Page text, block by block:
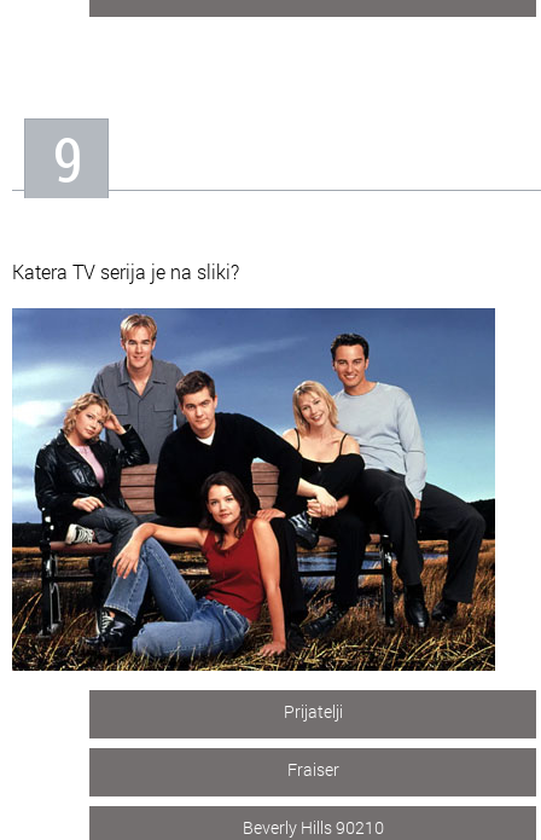
9
Katera TV serija je na sliki?
Prijatelji
Fraiser
Beverly Hills 90210